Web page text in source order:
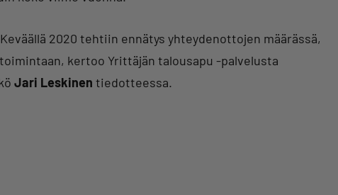
2020 tehtiin ennätys yhteydenottojen määrässä,
kertoo Yrittäjän talousapu -palvelusta
Jari Leskinen tiedotteessa.